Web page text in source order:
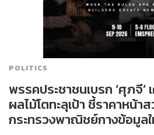
POLITICS
พรรคประชาชนเบรก ‘ศุภจี
ผลไม้โตทะลุเป้า ชี้ราคาหน้า
กระทรวงพาณิชย์กางข้อมูล